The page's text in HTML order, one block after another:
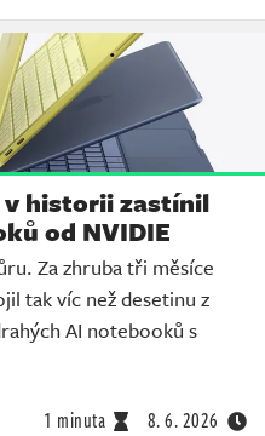
v historii zastínil
od NVIDIE
Za zhruba tři měsíce
tak víc než desetinu z
AI notebooků s
1 minuta 8. 6. 2026